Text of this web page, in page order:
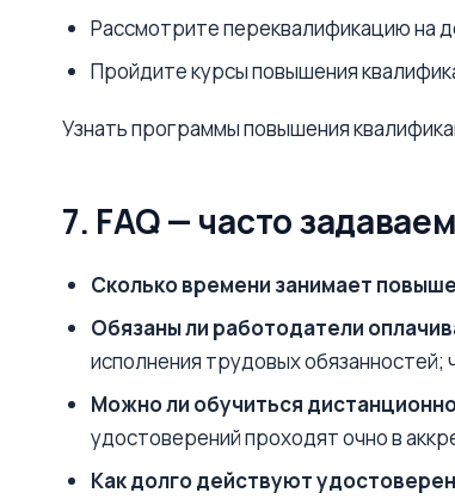
Рассмотрите переквалификацию на
Пройдите курсы повышения
Узнать программы повышения
7. FAQ — часто
Сколько времени занимает
Обязаны ли работодатели
исполнения трудовых
Можно ли обучиться
удостоверений проходят очно в
Как долго действуют